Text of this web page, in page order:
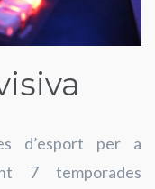
d’esport per a
7 temporades